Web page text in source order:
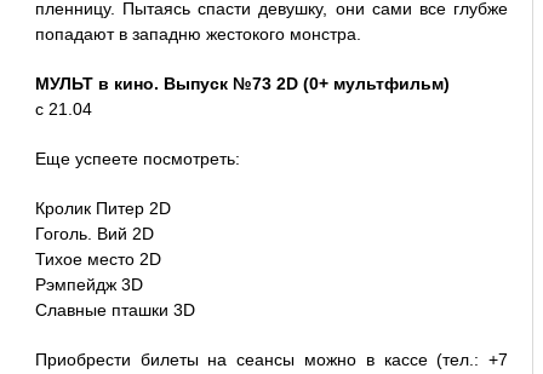
пленницу. Пытаясь спасти девушку, они сами все глубже
попадают в западню жестокого монстра.
МУЛЬТ в кино. Выпуск №73 2D (0+ мультфильм)
с 21.04
Еще успеете посмотреть:
Кролик Питер 2D
Гоголь. Вий 2D
Тихое место 2D
Рэмпейдж 3D
Славные пташки 3D
Приобрести билеты на сеансы можно в кассе (тел.: +7